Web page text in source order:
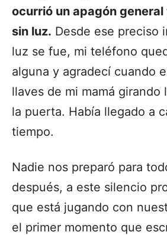
ocurrió un apagón general
sin luz. Desde ese preciso
luz se fue, mi teléfono
alguna y agradecí cuando
llaves de mi mamá girando
la puerta. Había llegado a
tiempo.
Nadie nos preparó para
después, a este silencio
que está jugando con
el primer momento que